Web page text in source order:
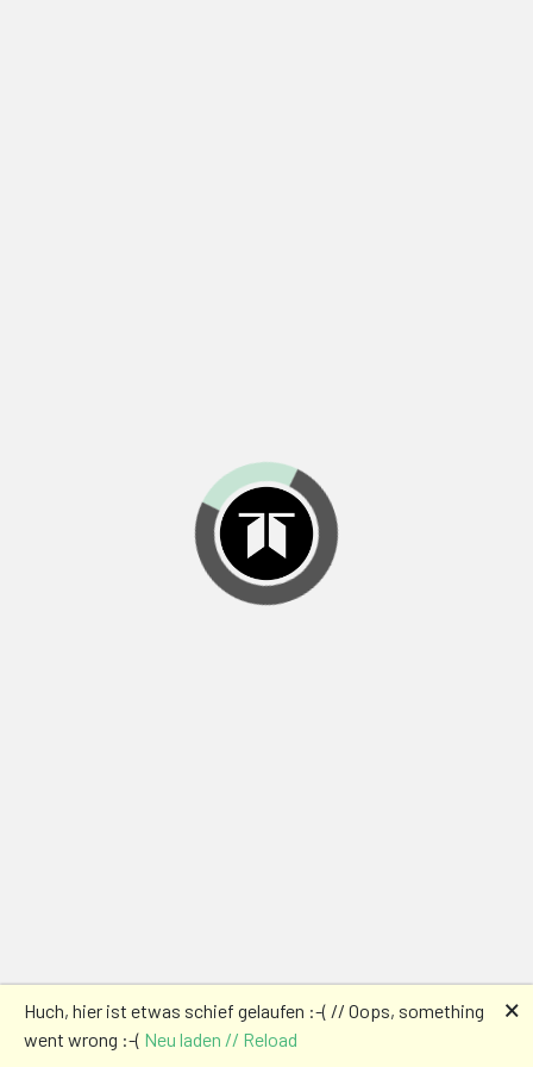
Huch, hier ist etwas schief gelaufen :-( // Oops, something
went wrong :-( Neu laden // Reload
🗙